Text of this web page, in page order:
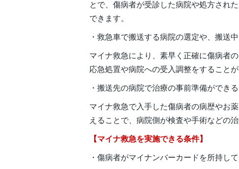
とで、傷病者が受診した病院や処方され
できます。
・救急車で搬送する病院の選定や、搬送
マイナ救急により、素早く正確に傷病者
応急処置や病院への受入調整をすることが
・搬送先の病院で治療の事前準備ができる
マイナ救急で入手した傷病者の病歴やお
えることで、病院側が検査や手術などの
【マイナ救急を実施できる条件】
・傷病者がマイナンバーカードを所持し